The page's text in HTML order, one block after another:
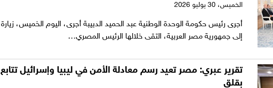
الخميس،
أجرى رئيس حكومة الوحدة الوطنية عبد الحميد الدبيبة أجرى، اليوم الخميس، زيارة
إلى جمهورية مصر العربية، التقى خلالها الرئيس المصري…
تقرير عبري: مصر تعيد رسم معادلة الأمن في ليبيا وإسرائيل تتابع
بقلق